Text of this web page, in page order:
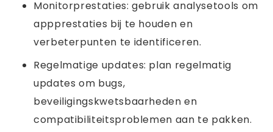
Monitorprestaties: gebruik analysetools om
appprestaties bij te houden en
verbeterpunten te identificeren.
Regelmatige updates: plan regelmatig
updates om bugs,
beveiligingskwetsbaarheden en
compatibiliteitsproblemen aan te pakken.